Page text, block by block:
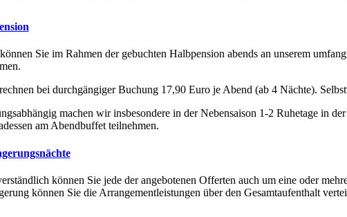
Sie im Rahmen der gebuchten Halbpension abends an unserem
bei durchgängiger Buchung 17,90 Euro je Abend (ab 4 Nächte).
machen wir insbesondere in der Nebensaison 1-2 Ruhetage in
am Abendbuffet teilnehmen.
können Sie jede der angebotenen Offerten auch um eine oder
können Sie die Arrangementleistungen über den Gesamtaufenthalt